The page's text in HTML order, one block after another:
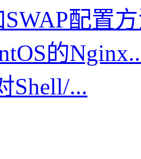
配置
的
Shell/...